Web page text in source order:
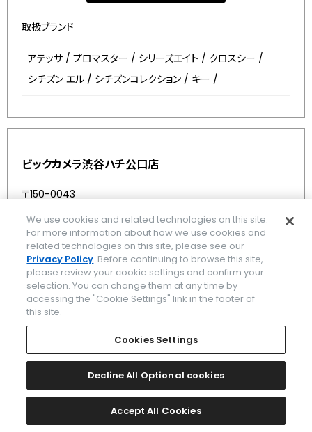
取扱ブランド
アテッサ / プロマスター / シリーズエイト / クロスシー /
シチズン エル / シチズンコレクション / キー /
ビックカメラ渋谷ハチ公口店
〒150-0043
03-3477-0002
MAPを表示する
取扱ブランド
アテッサ
最初 前
2 3 4 5 6
We use cookies and related technologies on this site.
For more information about how we use cookies and
related technologies on this site, please see our
Privacy Policy. Before continuing to browse this site,
please review your cookie settings and confirm your
selection. You can change them at any time by
accessing the "Cookie Settings" link in the footer of
this site.
Cookies Settings
Decline All Optional cookies
Accept All Cookies